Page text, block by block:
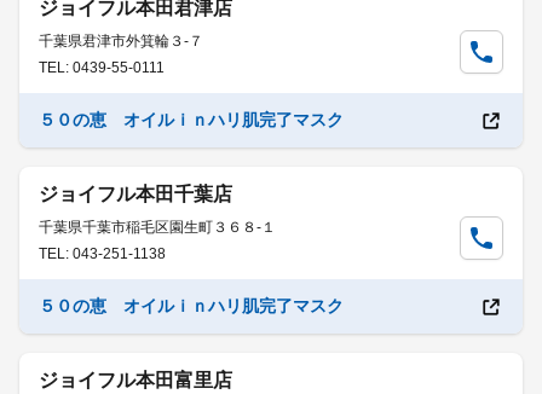
ジョイフル本田君津店
千葉県君津市外箕輪３-７
TEL: 0439-55-0111
５０の恵 オイルｉｎハリ肌完了マスク
ジョイフル本田千葉店
千葉県千葉市稲毛区園生町３６８-１
TEL: 043-251-1138
５０の恵 オイルｉｎハリ肌完了マスク
ジョイフル本田富里店